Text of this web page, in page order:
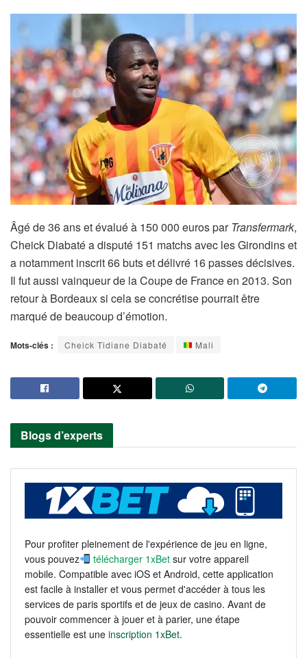
Âgé de 36 ans et évalué à 150 000 euros par Transfermark,
Cheick Diabaté a disputé 151 matchs avec les Girondins et
a notamment inscrit 66 buts et délivré 16 passes décisives.
Il fut aussi vainqueur de la Coupe de France en 2013. Son
retour à Bordeaux si cela se concrétise pourrait être
marqué de beaucoup d’émotion.
Mots-clés : Cheick Tidiane Diabaté Mali
Blogs d’experts
Pour profiter pleinement de l'expérience de jeu en ligne,
vous pouvez
télécharger 1xBet sur votre appareil
mobile. Compatible avec iOS et Android, cette application
est facile à installer et vous permet d'accéder à tous les
services de paris sportifs et de jeux de casino. Avant de
pouvoir commencer à jouer et à parier, une étape
essentielle est une inscription 1xBet.